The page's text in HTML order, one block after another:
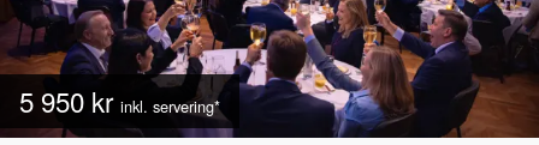
5 950 kr inkl. servering*